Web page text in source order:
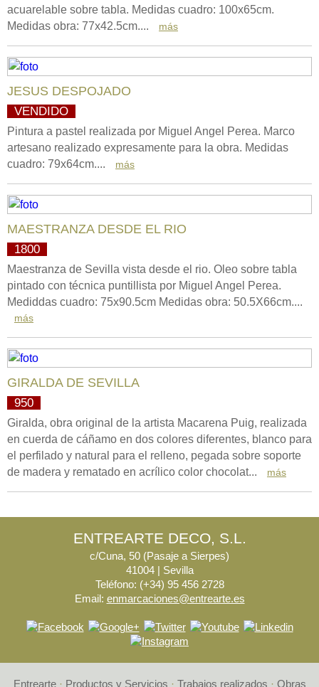
acuarelable sobre tabla. Medidas cuadro: 100x65cm.
Medidas obra: 77x42.5cm....
más
JESUS DESPOJADO
VENDIDO
Pintura a pastel realizada por Miguel Angel Perea. Marco
artesano realizado expresamente para la obra. Medidas
cuadro: 79x64cm....
más
MAESTRANZA DESDE EL RIO
1800
Maestranza de Sevilla vista desde el rio. Oleo sobre tabla
pintado con técnica puntillista por Miguel Angel Perea.
Mediddas cuadro: 75x90.5cm Medidas obra: 50.5X66cm....
más
GIRALDA DE SEVILLA
950
Giralda, obra original de la artista Macarena Puig, realizada
en cuerda de cáñamo en dos colores diferentes, blanco para
el perfilado y natural para el relleno, pegada sobre soporte
de madera y rematado en acrílico color chocolat...
más
ENTREARTE DECO, S.L.
c/Cuna, 50 (Pasaje a Sierpes)
41004 | Sevilla
Teléfono: (+34) 95 456 2728
Email: enmarcaciones@entrearte.es
Entrearte· Productos y Servicios · Trabajos realizados · Obras